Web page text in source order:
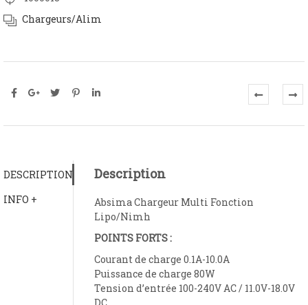
Chargeurs/Alim
DESCRIPTION
INFO +
Description
Absima Chargeur Multi Fonction
Lipo/Nimh
POINTS FORTS :
Courant de charge 0.1A-10.0A
Puissance de charge 80W
Tension d’entrée 100-240V AC / 11.0V-18.0V
DC